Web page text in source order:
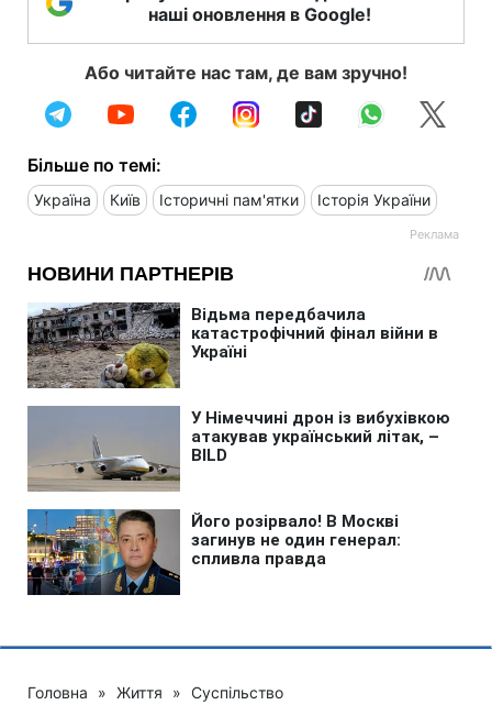
наші оновлення в Google!
Або читайте нас там, де вам зручно!
Більше по темі:
Україна Київ Історичні пам'ятки Історія України
Головна » Життя » Суспільство